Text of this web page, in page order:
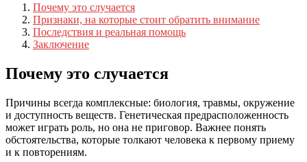
Почему это случается
Признаки, на которые стоит обратить внимание
Последствия и реальная помощь
Заключение
Почему это случается
Причины всегда комплексные: биология, травмы, окружение
и доступность веществ. Генетическая предрасположенность
может играть роль, но она не приговор. Важнее понять
обстоятельства, которые толкают человека к первому приему
и к повторениям.